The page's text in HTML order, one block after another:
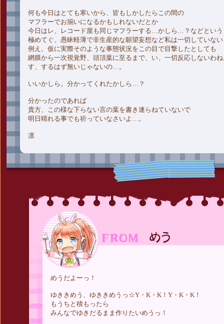
何も今日はとても寒いから、皆もしかしたらこの間の
マフラーでお揃いになるかもしれないだとか
今日はレ、レコード屋も同じマフラーする…かしら…？などという
極めてぐ、愚昧軽薄で非生産的な願望妄想など私は一切していな
例え、仮に実際そのような事態状況をこの目で目撃したとしても
網膜から一次視覚野、頭頂葉に至るまで、い、一切反応しないわ
す、するはず無いじゃないの…。
いいかしら。分かってくれたかしら…？
分かったのであれば
貴方、この様な下らない言の葉を書き連らねていないで
明日晴れる事でも祈っていなさいよ…。
凛
めうだよーっ！
ゆききめう、ゆききめうっ☆Y・K・K！Y・K・K！
もうちと積もったら
みんなでゆきだるまま作りたいめうっ！